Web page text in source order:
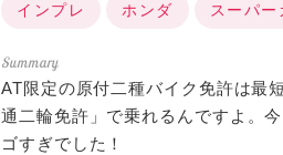
インプレ ホンダ スーパ
AT限定の原付二種バイク免許は最
通二輪免許」で乗れるんですよ。
ゴすぎでした！